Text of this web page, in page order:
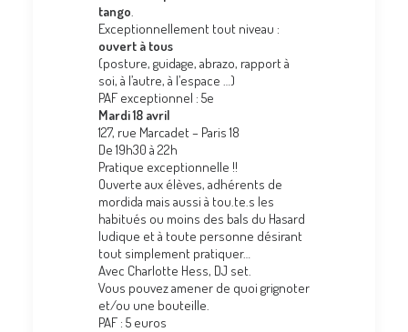
tango
Exceptionnellement tout niveau :
ouvert à tous
(posture, guidage, abrazo, rapport à
soi, à l’autre, à l’espace …)
PAF exceptionnel : 5e
Mardi 18 avril
127, rue Marcadet – Paris 18
De 19h30 à 22h
Pratique exceptionnelle !!
Ouverte aux élèves, adhérents de
mordida mais aussi à tou.te.s les
habitués ou moins des bals du Hasard
ludique et à toute personne désirant
tout simplement pratiquer…
Avec Charlotte Hess, DJ set.
Vous pouvez amener de quoi grignoter
et/ou une bouteille.
PAF : 5 euros